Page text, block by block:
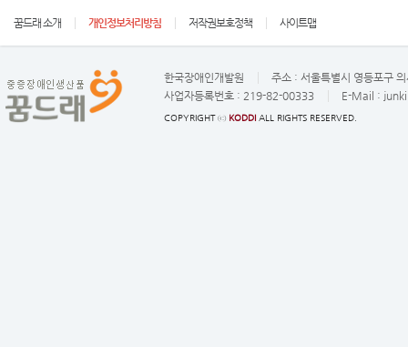
꿈드래 소개 개인정보처리방침 저작권보호정책 사이트맵
한국장애인개발원 주소 : 서울특별시 영등포구
사업자등록번호 : 219-82-00333 E-Mail :
COPYRIGHT ⓒ KODDI ALL RIGHTS RESERVED.